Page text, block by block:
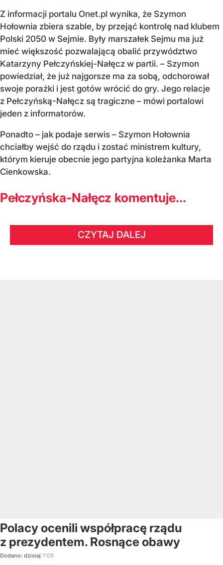
Z informacji portalu Onet.pl wynika, że Szymon
Hołownia zbiera szable, by przejąć kontrolę nad klubem
Polski 2050 w Sejmie. Były marszałek Sejmu ma już
mieć większość pozwalającą obalić przywództwo
Katarzyny Pełczyńskiej-Nałęcz w partii. – Szymon
powiedział, że już najgorsze ma za sobą, odchorował
swoje porażki i jest gotów wrócić do gry. Jego relacje
z Pełczyńską-Nałęcz są tragiczne – mówi portalowi
jeden z informatorów.
Ponadto – jak podaje serwis – Szymon Hołownia
chciałby wejść do rządu i zostać ministrem kultury,
którym kieruje obecnie jego partyjna koleżanka Marta
Cienkowska.
Pełczyńska-Nałęcz komentuje...
CZYTAJ DALEJ
Polacy ocenili współpracę rządu
z prezydentem. Rosnące obawy
Dodano: dzisiaj 7:09